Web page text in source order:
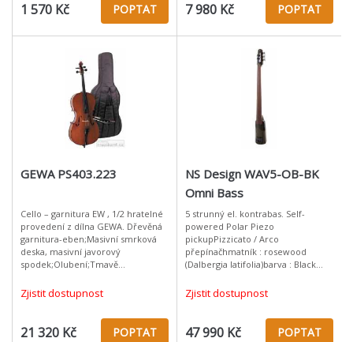
1 570 Kč POPTAT 7 980 Kč POPTAT
GEWA PS403.223
Cello – garnitura EW , 1/2 hratelné
provedení z dílna GEWA. Dřevěná
garnitura-eben;Masivní smrková
deska, masivní javorový
spodek;Olubení;Tmavě
struník;Ocelové struny;Bodec s
kužel.ukončením z ebe
Zjistit dostupnost
21 320 Kč POPTAT
NS Design WAV5-OB-BK
Omni Bass
5 strunný el. kontrabas. Self-
powered Polar Piezo
pickupPizzicato / Arco
přepínačhmatník : rosewood
(Dalbergia latifolia)barva : Black
Polar Pickupnastavitelná
kobylkavčetně obalu a pás
Zjistit dostupnost
47 990 Kč POPTAT